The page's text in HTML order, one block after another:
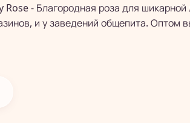
Rose - Благородная роза для
и у заведений общепита. Оптом